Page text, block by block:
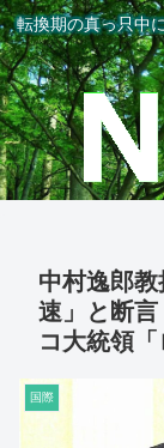
転換期の真っ只中
中村逸郎
速」と断
コ大統領
国際